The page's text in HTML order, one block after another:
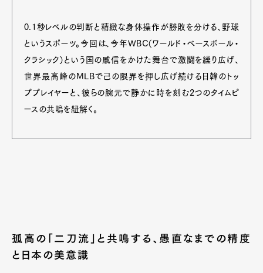
0.1秒レベルの判断と精緻な身体操作が勝敗を分ける、野球
というスポーツ。今回は、今年WBC（ワールド・ベースボール・
クラシック）という国の威信をかけた舞台で激闘を繰り広げ、
世界最高峰のMLBで己の限界を押し広げ続ける日韓のトッ
ププレイヤーと、彼らの腕元で静かに時を刻む2つのタイムピ
ースの共鳴を紐解く。
孤高の「二刀流」と共鳴する、愚直なまでの精度
と日本の美意識